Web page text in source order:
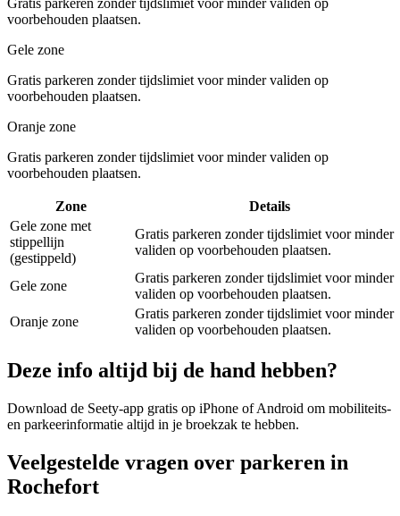
Gratis parkeren zonder tijdslimiet voor minder validen op
voorbehouden plaatsen.
Gele zone
Gratis parkeren zonder tijdslimiet voor minder validen op
voorbehouden plaatsen.
Oranje zone
Gratis parkeren zonder tijdslimiet voor minder validen op
voorbehouden plaatsen.
Zone
Details
Gele zone met
stippellijn
(gestippeld)
Gratis parkeren zonder tijdslimiet voor minder
validen op voorbehouden plaatsen.
Gele zone
Gratis parkeren zonder tijdslimiet voor minder
validen op voorbehouden plaatsen.
Oranje zone
Gratis parkeren zonder tijdslimiet voor minder
validen op voorbehouden plaatsen.
Deze info altijd bij de hand hebben?
Download de Seety-app gratis op iPhone of Android om mobiliteits-
en parkeerinformatie altijd in je broekzak te hebben.
Veelgestelde vragen over parkeren in
Rochefort